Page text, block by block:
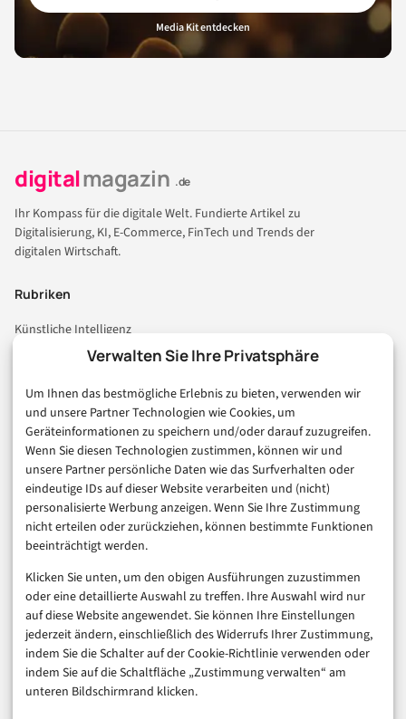
Verwalten Sie Ihre Privatsphäre
Um Ihnen das bestmögliche Erlebnis zu bieten, verwenden wir
und unsere Partner Technologien wie Cookies, um
Geräteinformationen zu speichern und/oder darauf zuzugreifen.
Wenn Sie diesen Technologien zustimmen, können wir und
unsere Partner persönliche Daten wie das Surfverhalten oder
eindeutige IDs auf dieser Website verarbeiten und (nicht)
personalisierte Werbung anzeigen. Wenn Sie Ihre Zustimmung
nicht erteilen oder zurückziehen, können bestimmte Funktionen
beeinträchtigt werden.
Klicken Sie unten, um den obigen Ausführungen zuzustimmen
oder eine detaillierte Auswahl zu treffen. Ihre Auswahl wird nur
auf diese Website angewendet. Sie können Ihre Einstellungen
jederzeit ändern, einschließlich des Widerrufs Ihrer Zustimmung,
indem Sie die Schalter auf der Cookie-Richtlinie verwenden oder
indem Sie auf die Schaltfläche „Zustimmung verwalten“ am
unteren Bildschirmrand klicken.
Media Kit entdecken
digitalmagazin .de
Ihr Kompass für die digitale Welt. Fundierte Artikel zu
Digitalisierung, KI, E-Commerce, FinTech und Trends der
digitalen Wirtschaft.
Rubriken
Künstliche Intelligenz
Technologie & IT
Consumer & Digital Life
Marketing
Finanzen & FinTech
Business & Karriere
Sicherheit & Recht
Digitalisierung
Marketing
Magazin
Unsere Redaktion
Werbeformate & Media Kit
Rechtliches